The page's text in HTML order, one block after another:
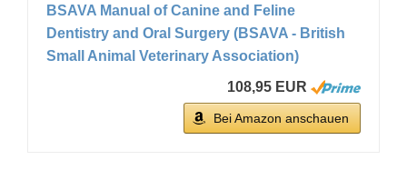
BSAVA Manual of Canine and Feline
Dentistry and Oral Surgery (BSAVA - British
Small Animal Veterinary Association)
108,95 EUR
Bei Amazon anschauen